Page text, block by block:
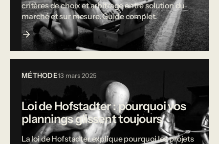
critères de choix et arbitrage entre solution du
marché et sur mesure. Guide complet.
MÉTHODE13 mars 2025
Loi de Hofstadter : pourquoi vos
plannings glissent toujours
La loi de Hofstadter explique pourquoi les projets